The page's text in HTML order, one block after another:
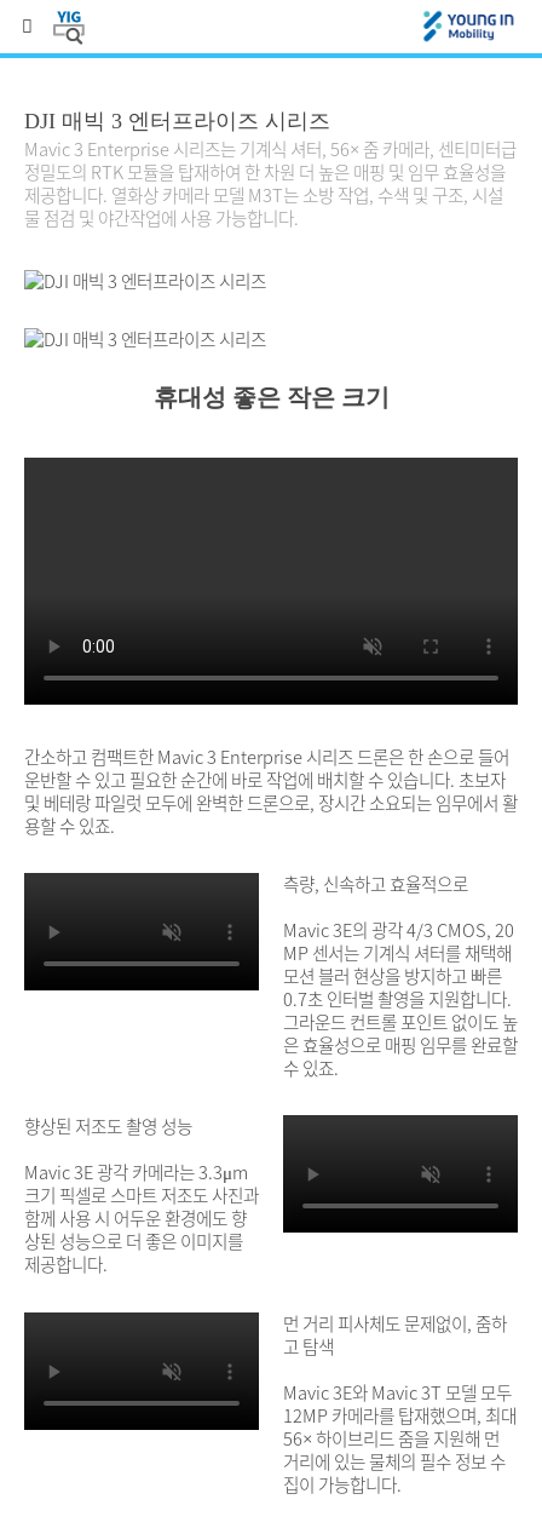
DJI 매빅 3 엔터프라이즈 시리즈
Mavic 3 Enterprise 시리즈는 기계식 셔터, 56× 줌 카메라, 센티미터급
정밀도의 RTK 모듈을 탑재하여 한 차원 더 높은 매핑 및 임무 효율성을
제공합니다. 열화상 카메라 모델 M3T는 소방 작업, 수색 및 구조, 시설
물 점검 및 야간작업에 사용 가능합니다.
휴대성 좋은 작은 크기
간소하고 컴팩트한 Mavic 3 Enterprise 시리즈 드론은 한 손으로 들어
운반할 수 있고 필요한 순간에 바로 작업에 배치할 수 있습니다. 초보자
및 베테랑 파일럿 모두에 완벽한 드론으로, 장시간 소요되는 임무에서 활
용할 수 있죠.
측량, 신속하고 효율적으로
Mavic 3E의 광각 4/3 CMOS, 20
MP 센서는 기계식 셔터를 채택해
모션 블러 현상을 방지하고 빠른
0.7초 인터벌 촬영을 지원합니다.
그라운드 컨트롤 포인트 없이도 높
은 효율성으로 매핑 임무를 완료할
수 있죠.
향상된 저조도 촬영 성능
Mavic 3E 광각 카메라는 3.3μm
크기 픽셀로 스마트 저조도 사진과
함께 사용 시 어두운 환경에도 향
상된 성능으로 더 좋은 이미지를
제공합니다.
먼 거리 피사체도 문제없이, 줌하
고 탐색
Mavic 3E와 Mavic 3T 모델 모두
12MP 카메라를 탑재했으며, 최대
56× 하이브리드 줌을 지원해 먼
거리에 있는 물체의 필수 정보 수
집이 가능합니다.